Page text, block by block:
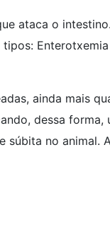
ataca o
Enterotxemia
ainda mais
dessa forma,
súbita no animal.